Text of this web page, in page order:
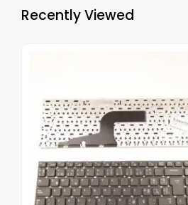
Recently Viewed